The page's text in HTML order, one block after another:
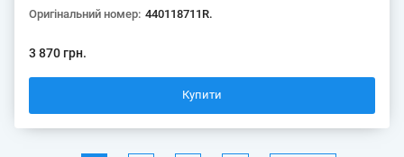
Оригінальний номер: 440118711R.
3 870 грн.